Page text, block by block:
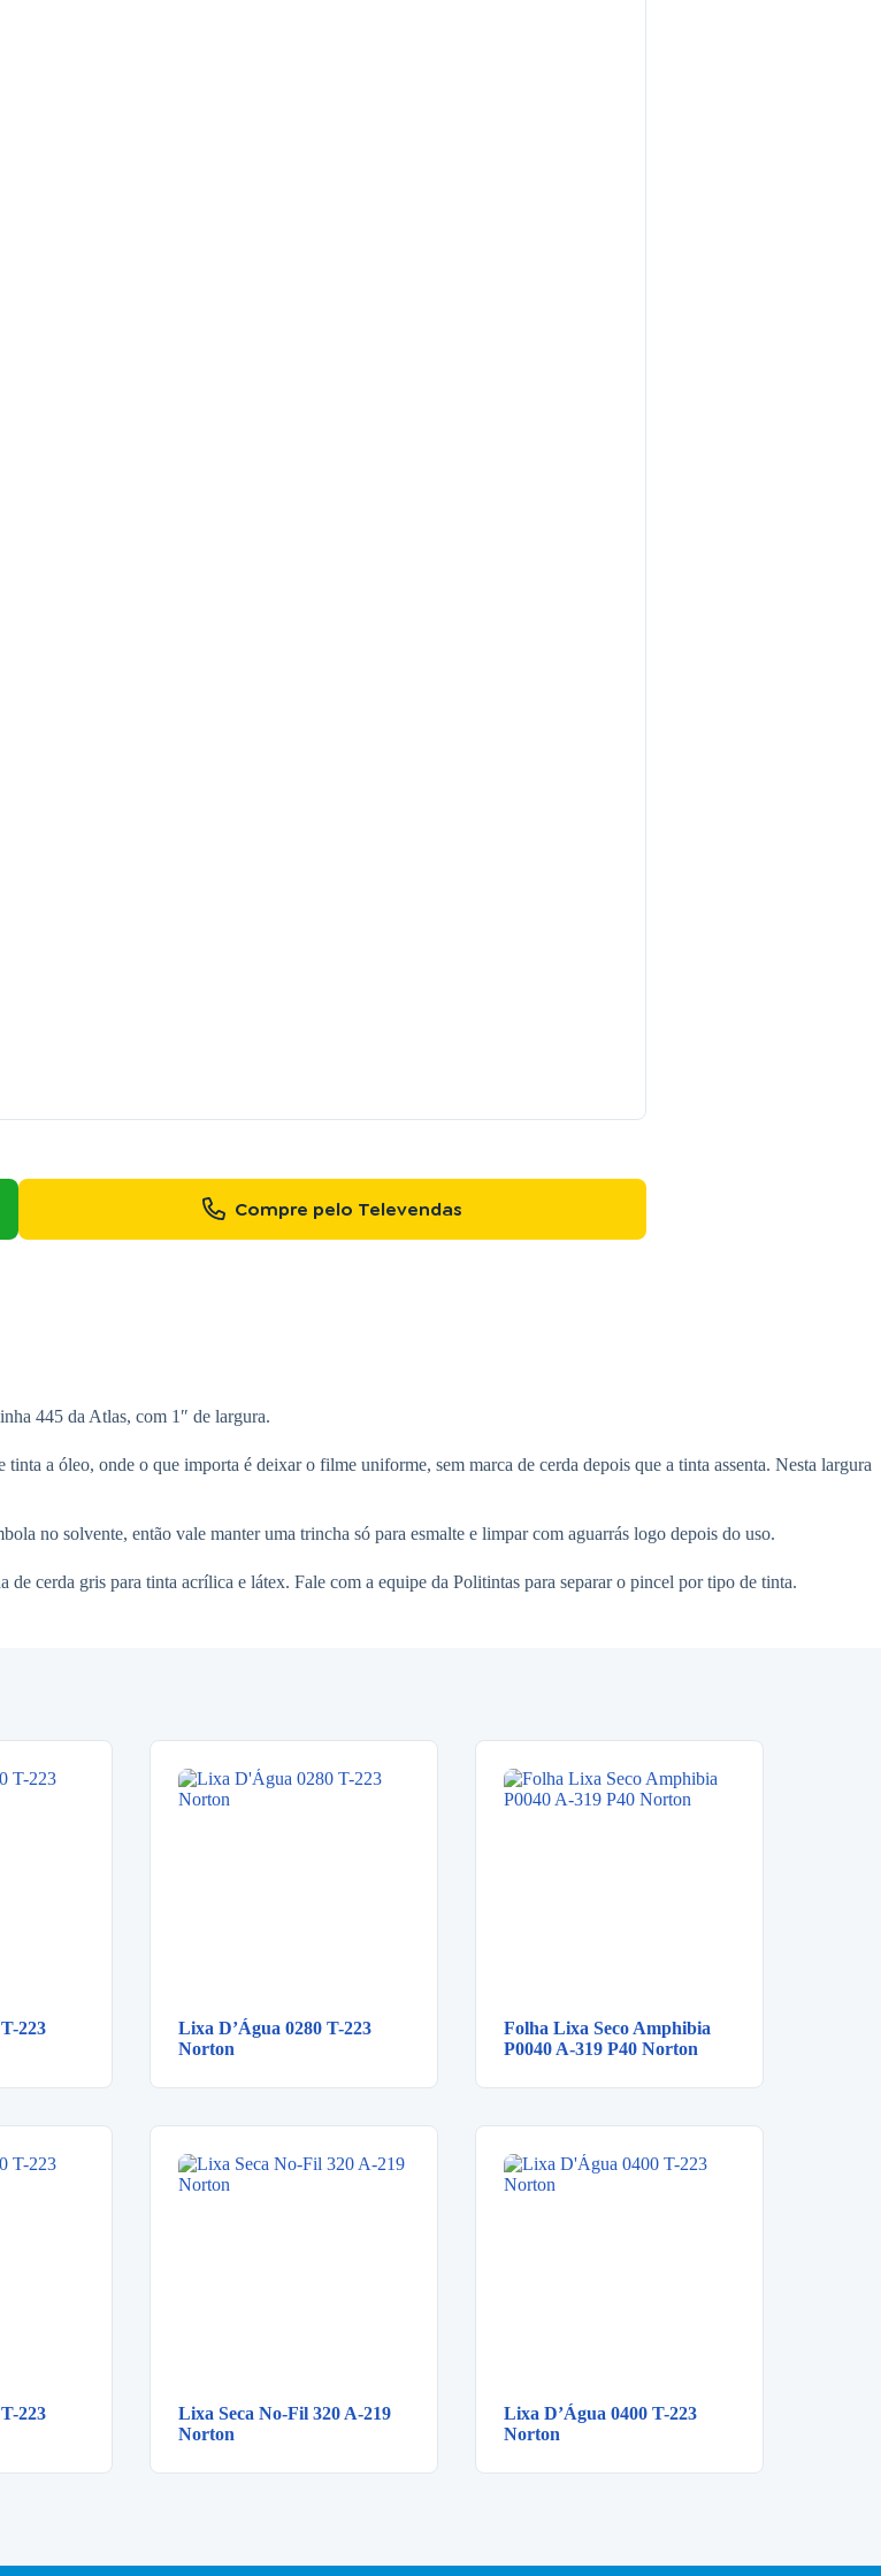
Compre pelo Televendas
445 da Atlas, com 1″ de largura.
a óleo, onde o que importa é deixar o filme uniforme, sem marca de cerda depois que a tinta assenta. Nesta largura
no solvente, então vale manter uma trincha só para esmalte e limpar com aguarrás logo depois do uso.
cerda gris para tinta acrílica e látex. Fale com a equipe da Politintas para separar o pincel por tipo de tinta.
223
Lixa D’Água 0280 T-223
Norton
Folha Lixa Seco Amphibia
P0040 A-319 P40 Norton
223
Lixa Seca No-Fil 320 A-219
Norton
Lixa D’Água 0400 T-223
Norton